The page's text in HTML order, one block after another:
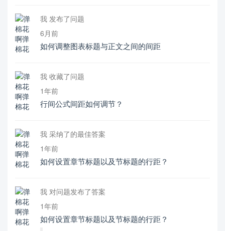
我 发布了问题
6月前
如何调整图表标题与正文之间的间距
我 收藏了问题
1年前
行间公式间距如何调节？
我 采纳了的最佳答案
1年前
如何设置章节标题以及节标题的行距？
我 对问题发布了答案
1年前
如何设置章节标题以及节标题的行距？